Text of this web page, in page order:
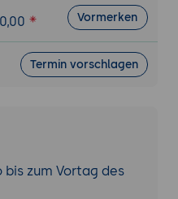
(SPA) für
bereitstellen
Kommandos, die
sind
Vormerken
Termin vorschlagen
zum Vortag des